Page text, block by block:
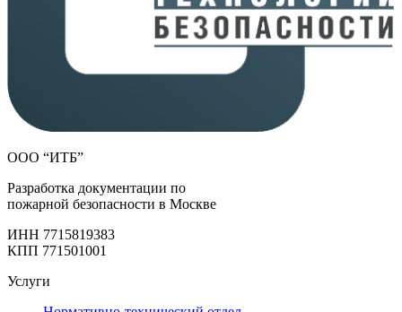
ООО “ИТБ”
Разработка документации по
пожарной безопасности в Москве
ИНН 7715819383
КПП 771501001
Услуги